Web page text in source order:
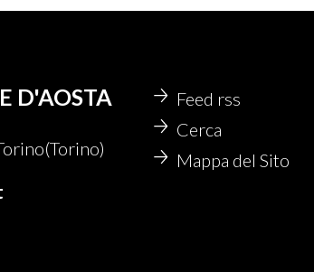
D'AOSTA
Feed rss
Cerca
Mappa del Sito